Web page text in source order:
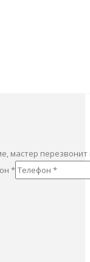
мастер
*